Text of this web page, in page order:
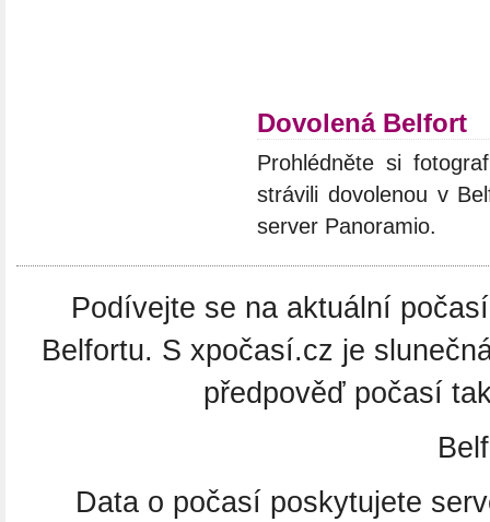
Dovolená Belfort
Prohlédněte si
strávili dovolenou v
server Panoramio.
Podívejte se na aktuální
Belfortu. S xpočasí.cz je
předpověď počasí
Data o počasí poskytujete